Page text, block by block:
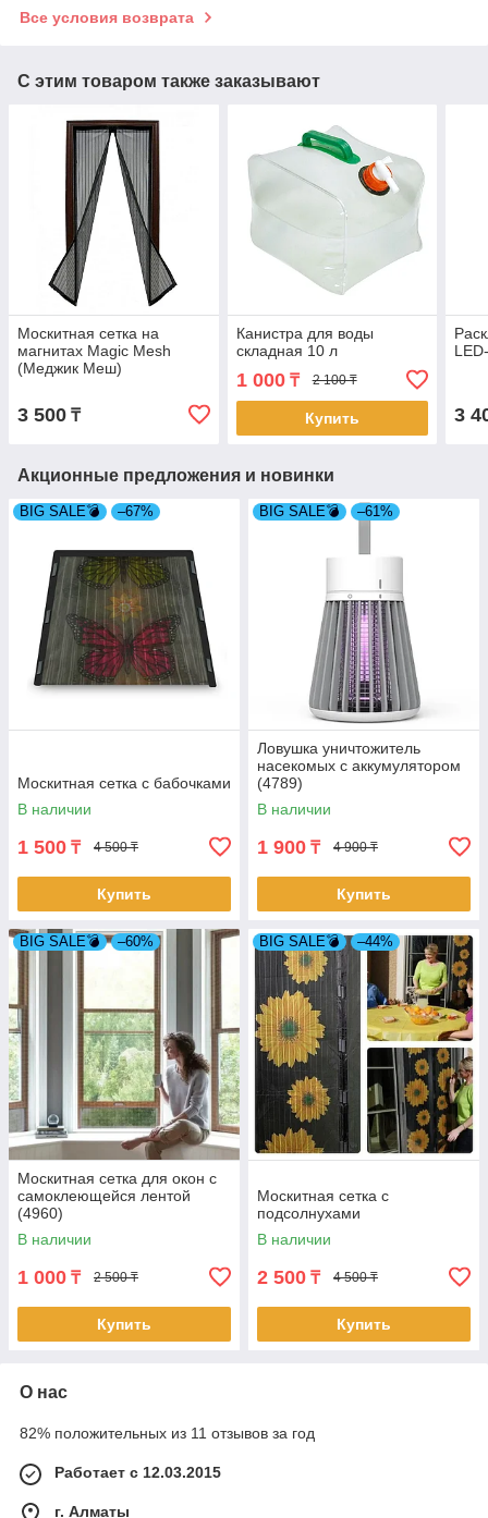
Все условия возврата
С этим товаром также заказывают
Москитная сетка на
магнитах Magic Mesh
(Меджик Меш)
3 500 ₸
Канистра для воды
складная 10 л
1 000₸ 2 100 ₸
Купить 3
Акционные предложения и новинки
BIG SALE💣 –67%
Москитная сетка с бабочками
В наличии
1 500 ₸ 4 500 ₸
Купить
BIG SALE💣 –61%
Ловушка уничтожитель
насекомых с аккумулятором
(4789)
В наличии
1 900 ₸ 4 900 ₸
Купить
BIG SALE💣 –60%
Москитная сетка для окон с
самоклеющейся лентой
(4960)
В наличии
1 000 ₸ 2 500 ₸
Купить
BIG SALE💣 –44%
Москитная сетка с
подсолнухами
В наличии
2 500 ₸ 4 500 ₸
Купить
О нас
82% положительных из 11 отзывов за год
Работает с 12.03.2015
г. Алматы